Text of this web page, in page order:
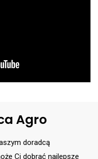
Agro
doradcą
Ci dobrać najlepsze